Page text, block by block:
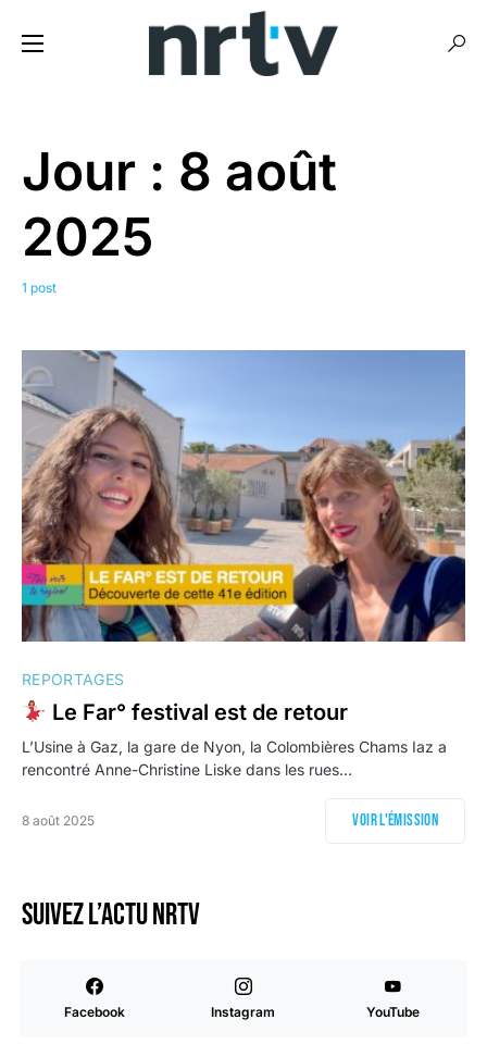
Jour : 8 août
2025
1 post
REPORTAGES
Le Far° festival est de retour
L’Usine à Gaz, la gare de Nyon, la Colombières Chams Iaz a
rencontré Anne-Christine Liske dans les rues…
8 août 2025 Voir l'émission
Suivez l’actu NRTV
Facebook Instagram YouTube